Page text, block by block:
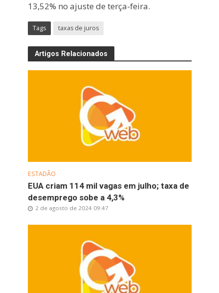
13,52% no ajuste de terça-feira.
Tags taxas de juros
Artigos Relacionados
ESTADÃO
EUA criam 114 mil vagas em julho; taxa de
desemprego sobe a 4,3%
2 de agosto de 2024 09:47